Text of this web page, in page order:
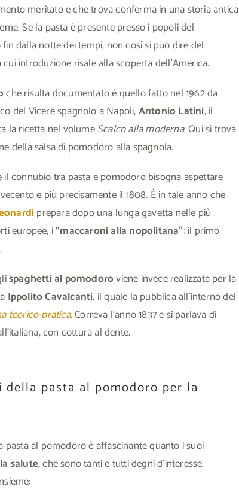
meritato e che trova conferma in una storia antica
Se la pasta è presente presso i popoli del
dalla notte dei tempi, non così si può dire del
introduzione risale alla scoperta dell’America.
che risulta documentato è quello fatto nel 1962 da
del Viceré spagnolo a Napoli,Antonio Latini, il
la ricetta nel volumeScalco alla moderna. Qui si trova
della salsa di pomodoro alla spagnola.
il connubio tra pasta e pomodoro bisogna aspettare
e più precisamente il 1808. È in tale anno che
prepara dopo una lunga gavetta nelle più
europee, i“maccaroni alla nopolitana”: il primo
spaghetti al pomodoroviene invece realizzata per la
Ippolito Cavalcanti, il quale la pubblica all’interno del
teorico-pratica. Correva l’anno 1837 e si parlava di
con cottura al dente.
della pasta al pomodoro per la
pasta al pomodoro è affascinante quanto i suoi
salute, che sono tanti e tutti degni d’interesse.